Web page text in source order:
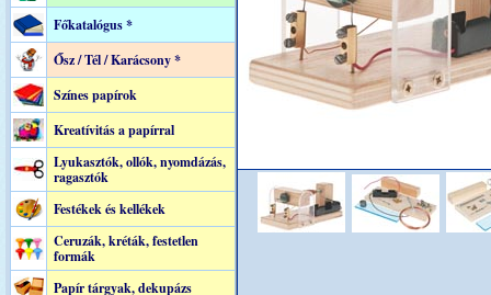
Főkatalógus *
Ősz / Tél / Karácsony *
Színes papírok
Kreatívitás a papírral
Lyukasztók, ollók, nyomdázás,
ragasztók
Festékek és kellékek
Ceruzák, kréták, festetlen
formák
Papír tárgyak, dekupázs